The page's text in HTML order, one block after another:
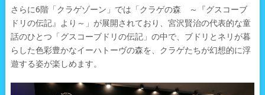
さらに6階「クラゲゾーン」では「クラゲの森 ～『グスコーブ
ドリの伝記』より～」が展開されており、宮沢賢治の代表的な童
話のひとつ「グスコーブドリの伝記」の中で、ブドリとネリが暮
らした色彩豊かなイーハトーヴの森を、クラゲたちが幻想的に浮
遊する姿が楽しめます。